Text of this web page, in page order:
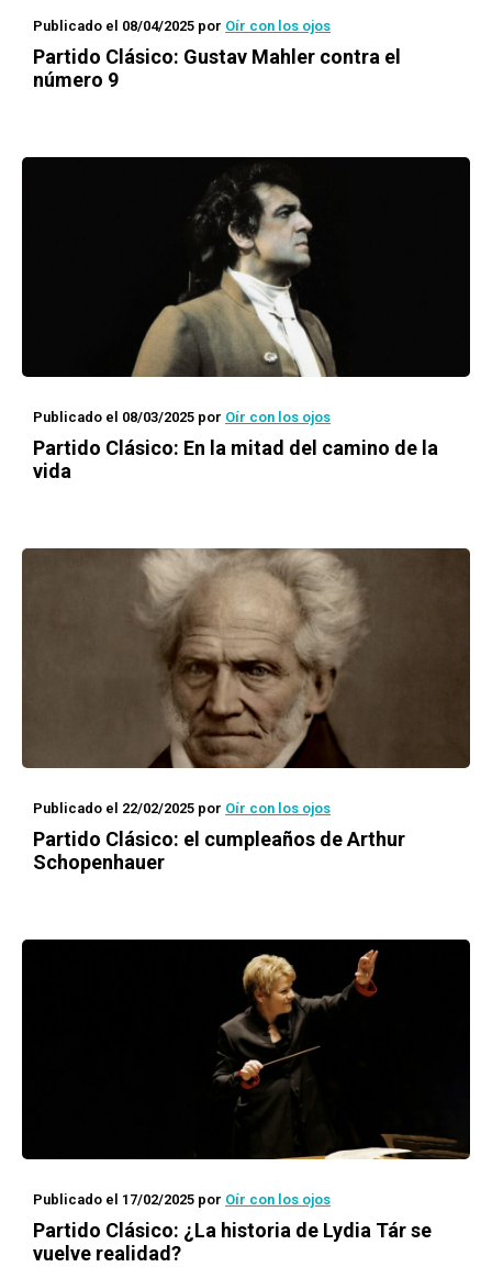
Publicado el 08/04/2025 por Oír con los ojos
Partido Clásico: Gustav Mahler contra el
número 9
Publicado el 08/03/2025 por Oír con los ojos
Partido Clásico: En la mitad del camino de la
vida
Publicado el 22/02/2025 por Oír con los ojos
Partido Clásico: el cumpleaños de Arthur
Schopenhauer
Publicado el 17/02/2025 por Oír con los ojos
Partido Clásico: ¿La historia de Lydia Tár se
vuelve realidad?